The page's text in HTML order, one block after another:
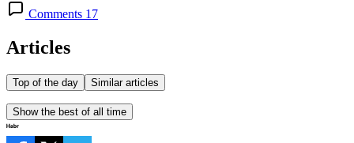
Comments 17
Articles
Top of the day Similar articles
Show the best of all time